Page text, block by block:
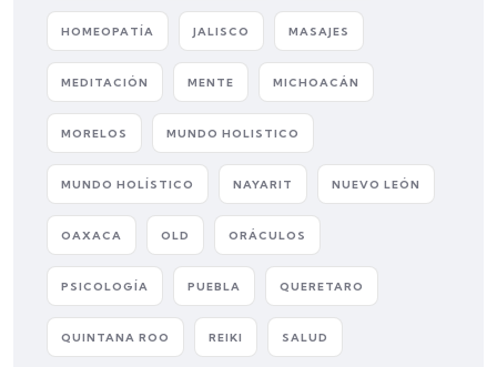
HOMEOPATÍA JALISCO MASAJES
MEDITACIÓN MENTE MICHOACÁN
MORELOS MUNDO HOLISTICO
MUNDO HOLÍSTICO NAYARIT NUEVO LEÓN
OAXACA OLD ORÁCULOS
PSICOLOGÍA PUEBLA QUERETARO
QUINTANA ROO REIKI SALUD